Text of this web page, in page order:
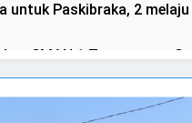
untuk Paskibraka, 2
SMAN 1 Tenggarang
Suci: OSIS SMAN 1